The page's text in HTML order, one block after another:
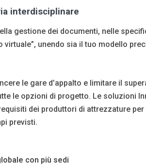
interdisciplinare
gestione dei documenti, nelle
virtuale”, unendo sia il tuo modello
le gare d’appalto e limitare il
le opzioni di progetto. Le soluzioni
dei produttori di attrezzature
previsti.
con più sedi